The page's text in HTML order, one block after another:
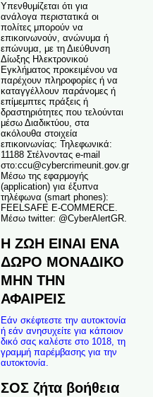
Υπενθυμίζεται ότι για
ανάλογα περιστατικά οι
πολίτες μπορούν να
επικοινωνούν, ανώνυμα ή
επώνυμα, με τη Διεύθυνση
Δίωξης Ηλεκτρονικού
Εγκλήματος προκειμένου να
παρέχουν πληροφορίες ή να
καταγγέλλουν παράνομες ή
επίμεμπτες πράξεις ή
δραστηριότητες που τελούνται
μέσω Διαδικτύου, στα
ακόλουθα στοιχεία
επικοινωνίας: Τηλεφωνικά:
11188 Στέλνοντας e-mail
στο:ccu@cybercrimeunit.gov.gr
Μέσω της εφαρμογής
(application) για έξυπνα
τηλέφωνα (smart phones):
FEELSAFE E-COMMERCE.
Μέσω twitter: @CyberAlertGR.
Η ΖΩΗ ΕΙΝΑΙ ΕΝΑ
ΔΩΡΟ ΜΟΝΑΔΙΚΟ
ΜΗΝ ΤΗΝ
ΑΦΑΙΡΕΙΣ
Εάν σκέφτεστε την αυτοκτονία
ή εάν ανησυχείτε για κάποιον
δικό σας καλέστε στο 1018, τη
γραμμή παρέμβασης για την
αυτοκτονία.
ΣΟΣ ζήτα βοήθεια